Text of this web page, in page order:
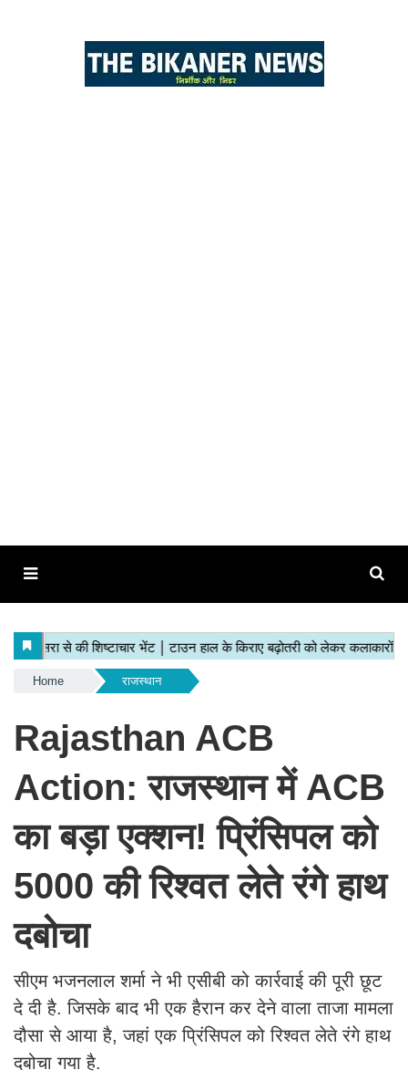
Home राजस्थान
Rajasthan ACB
Action: राजस्थान में ACB
का बड़ा एक्शन! प्रिंसिपल को
5000 की रिश्वत लेते रंगे हाथ
दबोचा
सीएम भजनलाल शर्मा ने भी एसीबी को कार्रवाई की पूरी छूट
दे दी है. जिसके बाद भी एक हैरान कर देने वाला ताजा मामला
दौसा से आया है, जहां एक प्रिंसिपल को रिश्वत लेते रंगे हाथ
दबोचा गया है.